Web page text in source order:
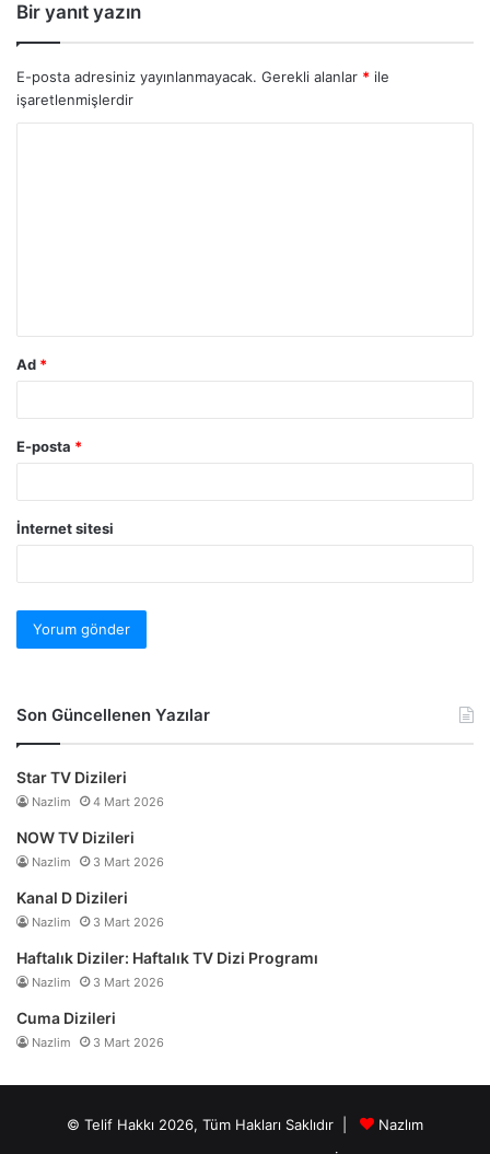
Bir yanıt yazın
E-posta adresiniz yayınlanmayacak. Gerekli alanlar * ile
işaretlenmişlerdir
Ad *
E-posta *
İnternet sitesi
Son Güncellenen Yazılar
Star TV Dizileri
Nazlim 4 Mart 2026
NOW TV Dizileri
Nazlim 3 Mart 2026
Kanal D Dizileri
Nazlim 3 Mart 2026
Haftalık Diziler: Haftalık TV Dizi Programı
Nazlim 3 Mart 2026
Cuma Dizileri
Nazlim 3 Mart 2026
© Telif Hakkı 2026, Tüm Hakları Saklıdır |
Nazlım